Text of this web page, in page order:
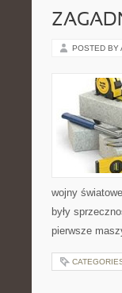
POSTED BY
wojny
były
pierwsze